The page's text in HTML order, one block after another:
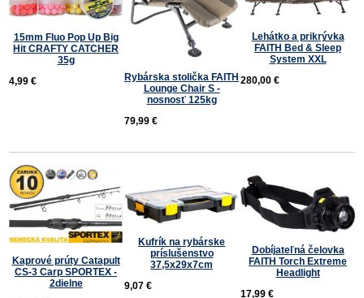
15mm Fluo Pop Up Big
Hit CRAFTY CATCHER
35g
4,99 €
Rybárska stolička FAITH
Lounge Chair S -
nosnosť 125kg
79,99 €
Lehátko a prikrývka
FAITH Bed & Sleep
System XXL
280,00 €
Kaprové prúty Catapult
CS-3 Carp SPORTEX -
2dielne
Kufrík na rybárske
príslušenstvo
37,5x29x7cm
9,07 €
Dobíjateľná čelovka
FAITH Torch Extreme
Headlight
17,99 €